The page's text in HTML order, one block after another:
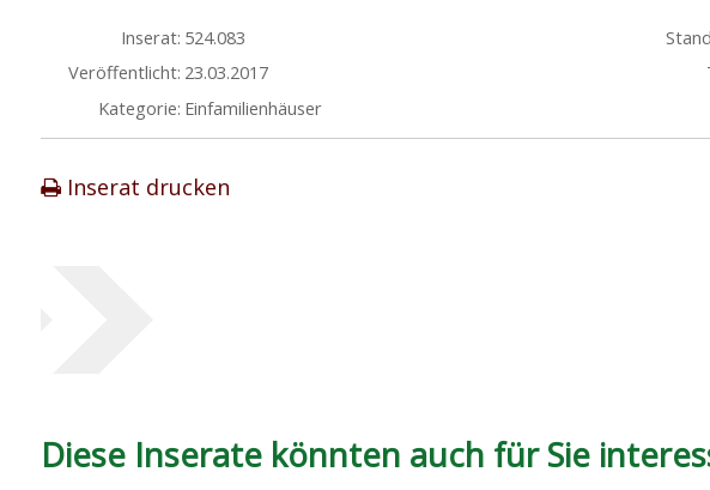
Inserat: 524.083
Veröffentlicht: 23.03.2017
Kategorie: Einfamilienhäuser
Inserat drucken
Diese Inserate könnten auch für Sie